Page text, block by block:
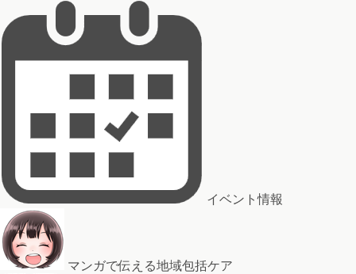
イベント情報
マンガで伝える地域包括ケア